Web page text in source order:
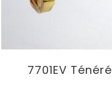
7701EV Ténéré